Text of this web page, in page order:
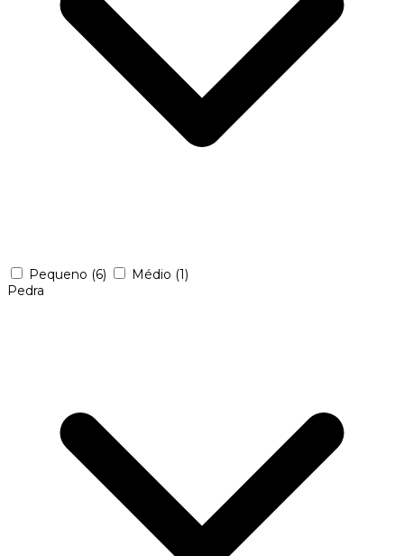
Pequeno (6) Médio (1)
Pedra